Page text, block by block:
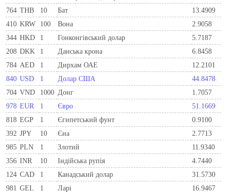
764 THB 10 Бат
13.4909
410 KRW 100 Вона
2.9058
344 HKD 1 Гонконгівський долар
5.7187
208 DKK 1 Данська крона
6.8458
784 AED 1 Дирхам ОАЕ
12.2101
840 USD 1 Долар США
44.8478
704 VND 1000 Донг
1.7057
978 EUR 1 Євро
51.1669
818 EGP 1 Єгипетський фунт
0.9100
392 JPY 10 Єна
2.7713
985 PLN 1 Злотий
11.9340
356 INR 10 Індійська рупія
4.7440
124 CAD 1 Канадський долар
31.5730
981 GEL 1 Ларi
16.9467